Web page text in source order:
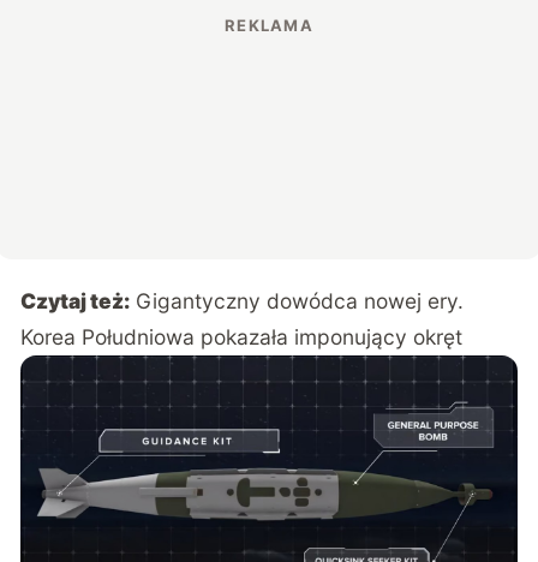
Czytaj też: Gigantyczny dowódca nowej ery.
Korea Południowa pokazała imponujący okręt